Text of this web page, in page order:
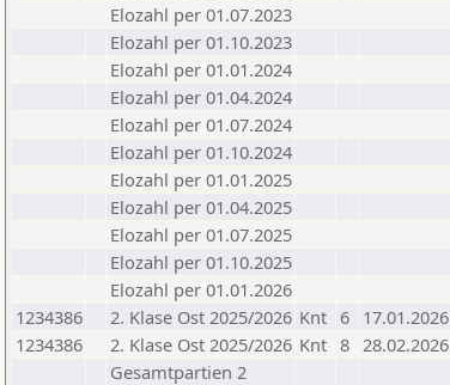
Elozahl per 01.07.2023
Elozahl per 01.10.2023
Elozahl per 01.01.2024
Elozahl per 01.04.2024
Elozahl per 01.07.2024
Elozahl per 01.10.2024
Elozahl per 01.01.2025
Elozahl per 01.04.2025
Elozahl per 01.07.2025
Elozahl per 01.10.2025
Elozahl per 01.01.2026
1234386
2. Klase Ost 2025/2026 Knt 6 17.01.2026
1234386
2. Klase Ost 2025/2026 Knt 8 28.02.2026
Gesamtpartien 2